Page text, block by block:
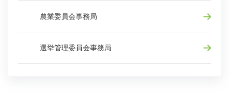
農業委員会事務局
選挙管理委員会事務局